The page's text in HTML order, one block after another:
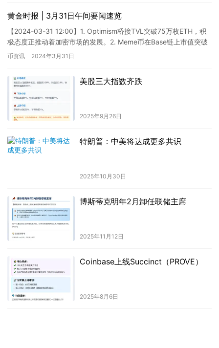
黄金时报 | 3月31日午间要闻速览
【2024-03-31 12:00】1. Optimism桥接TVL突破75万枚ETH，积
极态度正推动着加密市场的发展。2. Meme币在Base链上市值突破
15亿美元，让人感叹市…
币资讯 2024年3月31日
美股三大指数齐跌
2025年9月26日
特朗普：中美将达成更多共识
2025年10月30日
博斯蒂克明年2月卸任联储主席
2025年11月12日
Coinbase上线Succinct（PROVE）
2025年8月6日